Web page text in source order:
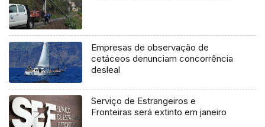
Empresas de observação de
cetáceos denunciam concorrência
desleal
Serviço de Estrangeiros e
Fronteiras será extinto em janeiro